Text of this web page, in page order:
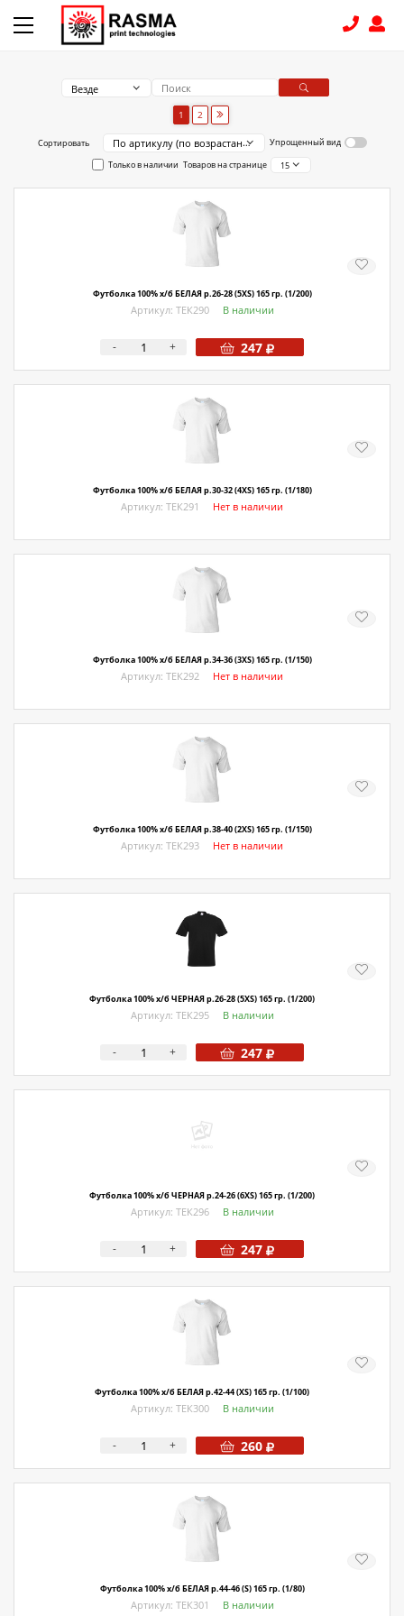
Условия поставки
Контакты
Политика конфиденциальности
КАТАЛОГ
КОНТАКТЫ
8 (831) 414-15-19
Везде
1 2
Сортировать По артикулу (по возрастанию)
Упрощенный вид
Только в наличии Товаров на странице 15
Футболка 100% х/б БЕЛАЯ р.26-28 (5XS) 165 гр. (1/200)
Артикул: ТЕК290 В наличии
- + 247
Футболка 100% х/б БЕЛАЯ р.30-32 (4XS) 165 гр. (1/180)
Артикул: ТЕК291 Нет в наличии
Футболка 100% х/б БЕЛАЯ р.34-36 (3XS) 165 гр. (1/150)
Артикул: ТЕК292 Нет в наличии
Футболка 100% х/б БЕЛАЯ р.38-40 (2XS) 165 гр. (1/150)
Артикул: ТЕК293 Нет в наличии
Футболка 100% х/б ЧЕРНАЯ р.26-28 (5XS) 165 гр. (1/200)
Артикул: ТЕК295 В наличии
- + 247
Футболка 100% х/б ЧЕРНАЯ р.24-26 (6XS) 165 гр. (1/200)
Артикул: ТЕК296 В наличии
- + 247
Футболка 100% х/б БЕЛАЯ р.42-44 (XS) 165 гр. (1/100)
Артикул: ТЕК300 В наличии
- + 260
Футболка 100% х/б БЕЛАЯ р.44-46 (S) 165 гр. (1/80)
Артикул: ТЕК301 В наличии